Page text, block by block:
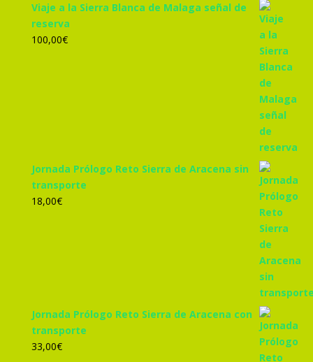
Viaje a la Sierra Blanca de Malaga señal de
reserva
100,00€
Jornada Prólogo Reto Sierra de Aracena sin
transporte
18,00€
Jornada Prólogo Reto Sierra de Aracena con
transporte
33,00€